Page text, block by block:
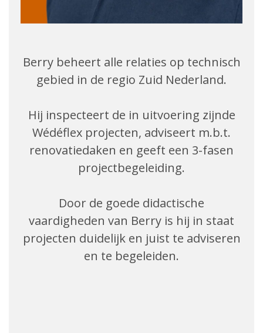
Berry beheert alle relaties op technisch
gebied in de regio Zuid Nederland.
Hij inspecteert de in uitvoering zijnde
Wédéflex projecten, adviseert m.b.t.
renovatiedaken en geeft een 3-fasen
projectbegeleiding.
Door de goede didactische
vaardigheden van Berry is hij in staat
projecten duidelijk en juist te adviseren
en te begeleiden.